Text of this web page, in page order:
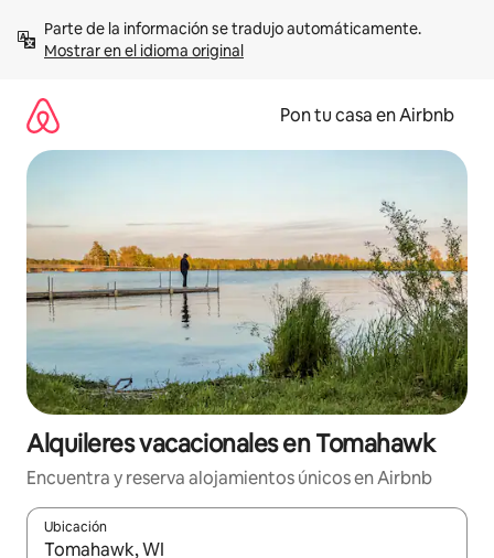
contenidoMostrar en el idioma original
Pon tu casa en Airbnb
Alquileres vacacionales en Tomahawk
Encuentra y reserva alojamientos únicos en Airbnb
Ubicación
Cuando los resultados estén disponibles, navega con las